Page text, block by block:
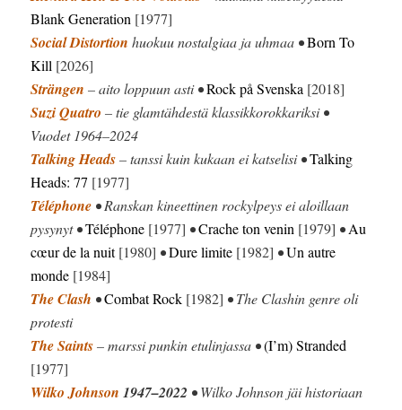
Blank Generation [1977]
Social Distortion huokuu nostalgiaa ja uhmaa •Born To
Kill [2026]
Strängen – aito loppuun asti •Rock på Svenska [2018]
Suzi Quatro – tie glamtähdestä klassikkorokkariksi •
Vuodet 1964–2024
Talking Heads– tanssi kuin kukaan ei katselisi •Talking
Heads: 77 [1977]
Téléphone • Ranskan kineettinen rockylpeys ei aloillaan
pysynyt •Téléphone [1977] •Crache ton venin [1979] •Au
cœurde la nuit[1980] •Dure limite [1982] •Un autre
monde [1984]
The Clash •Combat Rock [1982] • The Clashin genre oli
protesti
The Saints– marssi punkin etulinjassa •(I’m) Stranded
[1977]
Wilko Johnson 1947–2022 • Wilko Johnson jäi historiaan